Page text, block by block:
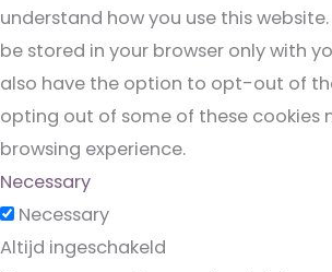
understand how you use this
be stored in your browser only with
also have the option to opt-out of
opting out of some of these cookies
browsing experience.
Necessary
Necessary
Altijd ingeschakeld